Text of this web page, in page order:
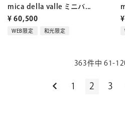
mica della valle ミニバ...
¥ 60,500
WEB限定 和光限定
¥
363件中 61-
1 2 3